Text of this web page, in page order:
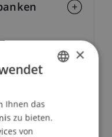
×
Ihnen das
zu bieten.
von